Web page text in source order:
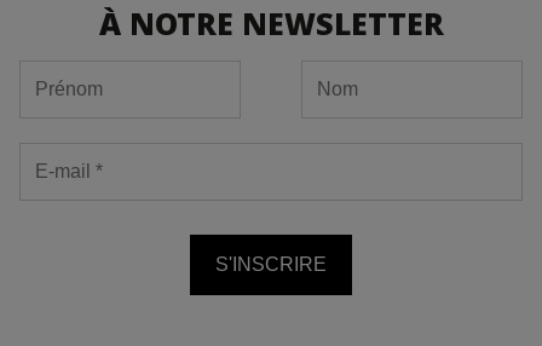
À NOTRE NEWSLETTER
S'INSCRIRE